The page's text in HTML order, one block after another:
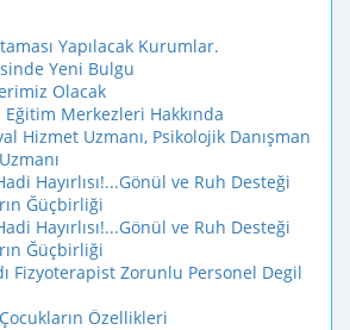
Yapılacak Kurumlar.
Yeni Bulgu
Olacak
Merkezleri Hakkında
Hizmet Uzmanı, Psikolojik Danışman
Hayırlısı!...Gönül ve Ruh Desteği
Ğüçbirliği
Hayırlısı!...Gönül ve Ruh Desteği
Ğüçbirliği
Fizyoterapist Zorunlu Personel Degil
Özellikleri